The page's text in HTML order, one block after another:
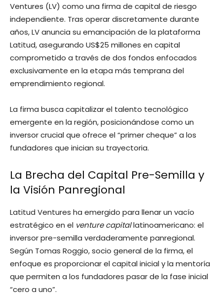
Ventures (LV) como una firma de capital de riesgo
independiente. Tras operar discretamente durante
años, LV anuncia su emancipación de la plataforma
Latitud, asegurando US$25 millones en capital
comprometido a través de dos fondos enfocados
exclusivamente en la etapa más temprana del
emprendimiento regional.
La firma busca capitalizar el talento tecnológico
emergente en la región, posicionándose como un
inversor crucial que ofrece el “primer cheque” a los
fundadores que inician su trayectoria.
La Brecha del Capital Pre-Semilla y
la Visión Panregional
Latitud Ventures ha emergido para llenar un vacío
estratégico en el venture capitallatinoamericano: el
inversor pre-semilla verdaderamente panregional.
Según Tomas Roggio, socio general de la firma, el
enfoque es proporcionar el capital inicial y la mentoría
que permiten a los fundadores pasar de la fase inicial
“cero a uno”.